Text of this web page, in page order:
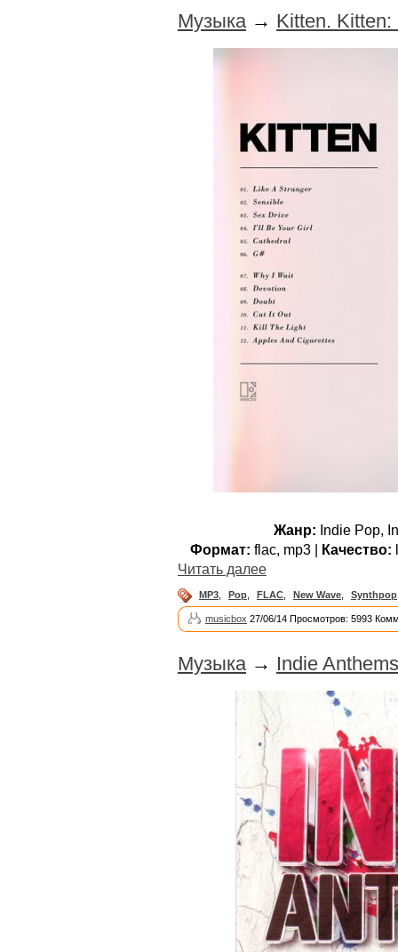
Музыка→ Kitten. Kitten:
Жанр: Indie Pop,
Формат: flac, mp3 | Качество:
Читать далее
MP3 Pop FLAC New Wave Synthpop
musicbox 27/06/14 Просмотров: 5993
Музыка→ Indie